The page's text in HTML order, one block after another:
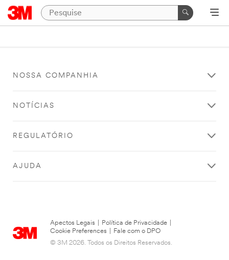
NOSSA COMPANHIA
NOTÍCIAS
REGULATÓRIO
AJUDA
Apectos Legais Política de Privacidade
Cookie Preferences
Fale com o DPO
© 3M 2026. Todos os Direitos Reservados.